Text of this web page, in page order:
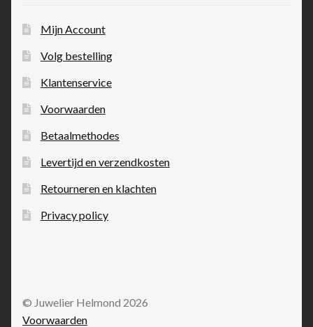
Mijn Account
Volg bestelling
Klantenservice
Voorwaarden
Betaalmethodes
Levertijd en verzendkosten
Retourneren en klachten
Privacy policy
© Juwelier Helmond 2026
Voorwaarden